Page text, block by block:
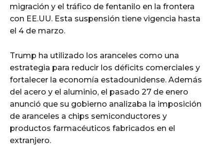
migración y el tráfico de fentanilo en la frontera
con EE.UU. Esta suspensión tiene vigencia hasta
el 4 de marzo.
Trump ha utilizado los aranceles como una
estrategia para reducir los déficits comerciales y
fortalecer la economía estadounidense. Además
del acero y el aluminio, el pasado 27 de enero
anunció que su gobierno analizaba la imposición
de aranceles a chips semiconductores y
productos farmacéuticos fabricados en el
extranjero.